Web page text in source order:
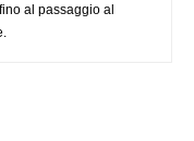
al passaggio al